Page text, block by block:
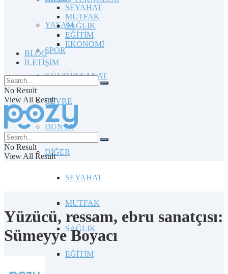
YAŞAM
SPOR
KÜLTÜR/SANAT
ÇEVRE
DÜNYA
DİĞER
SEYAHAT
MUTFAK
SAĞLIK
EĞİTİM
SEYAHAT
MUTFAK
SAĞLIK
EĞİTİM
EKONOMİ
BLOG
İLETİŞİM
No Result
View All Result
No Result
View All Result
Yüzücü, ressam, ebru sanatçısı:
Sümeyye Boyacı